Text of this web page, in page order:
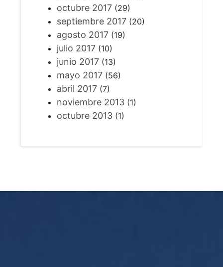
octubre 2017(29)
septiembre 2017(20)
agosto 2017(19)
julio 2017(10)
junio 2017(13)
mayo 2017(56)
abril 2017(7)
noviembre 2013(1)
octubre 2013(1)